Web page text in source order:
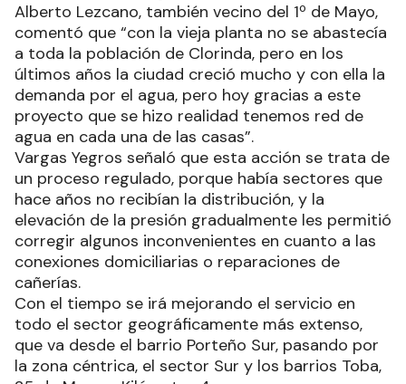
Alberto Lezcano, también vecino del 1º de Mayo,
comentó que “con la vieja planta no se abastecía
a toda la población de Clorinda, pero en los
últimos años la ciudad creció mucho y con ella la
demanda por el agua, pero hoy gracias a este
proyecto que se hizo realidad tenemos red de
agua en cada una de las casas”.
Vargas Yegros señaló que esta acción se trata de
un proceso regulado, porque había sectores que
hace años no recibían la distribución, y la
elevación de la presión gradualmente les permitió
corregir algunos inconvenientes en cuanto a las
conexiones domiciliarias o reparaciones de
cañerías.
Con el tiempo se irá mejorando el servicio en
todo el sector geográficamente más extenso,
que va desde el barrio Porteño Sur, pasando por
la zona céntrica, el sector Sur y los barrios Toba,